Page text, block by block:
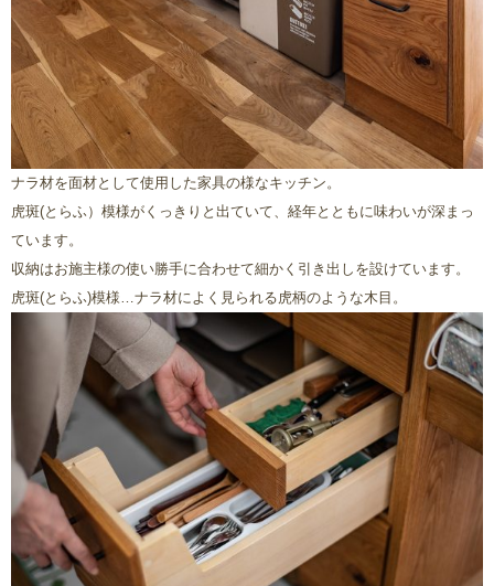
ナラ材を面材として使用した家具の様なキッチン。
虎斑(とらふ）模様がくっきりと出ていて、経年とともに味わいが深まっ
ています。
収納はお施主様の使い勝手に合わせて細かく引き出しを設けています。
虎斑(とらふ)模様…ナラ材によく見られる虎柄のような木目。